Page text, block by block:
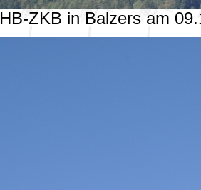
HB-ZKB in Balzers am